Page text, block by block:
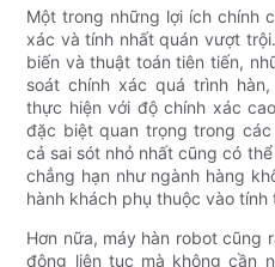
Một trong những lợi ích chính
xác và tính nhất quán vượt
biến và thuật toán tiên tiến,
soát chính xác quá trình
thực hiện với độ chính xác
đặc biệt quan trọng trong
cả sai sót nhỏ nhất cũng có
chẳng hạn như ngành hàng
hành khách phụ thuộc vào
Hơn nữa, máy hàn robot cũng
động liên tục mà không cần